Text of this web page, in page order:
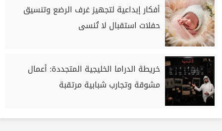
أفكار إبداعية لتجهيز غرف الرضع وتنسيق
حفلات استقبال لا تُنسى
خريطة الدراما الخليجية المتجددة: أعمال
مشوقة وتجارب شبابية مرتقبة